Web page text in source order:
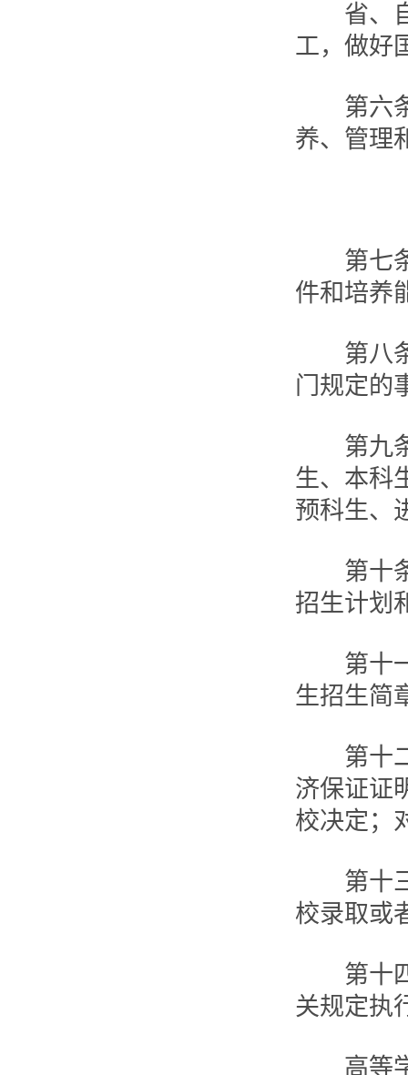
省、自
工，做好
第六条
养、管理
第七条
件和培养
第八条
门规定的
第九条
生、本科
预科生、
第十条
招生计划
第十一
生招生简
第十二
济保证证
校决定；
第十三
校录取或
第十四
关规定执
高等学